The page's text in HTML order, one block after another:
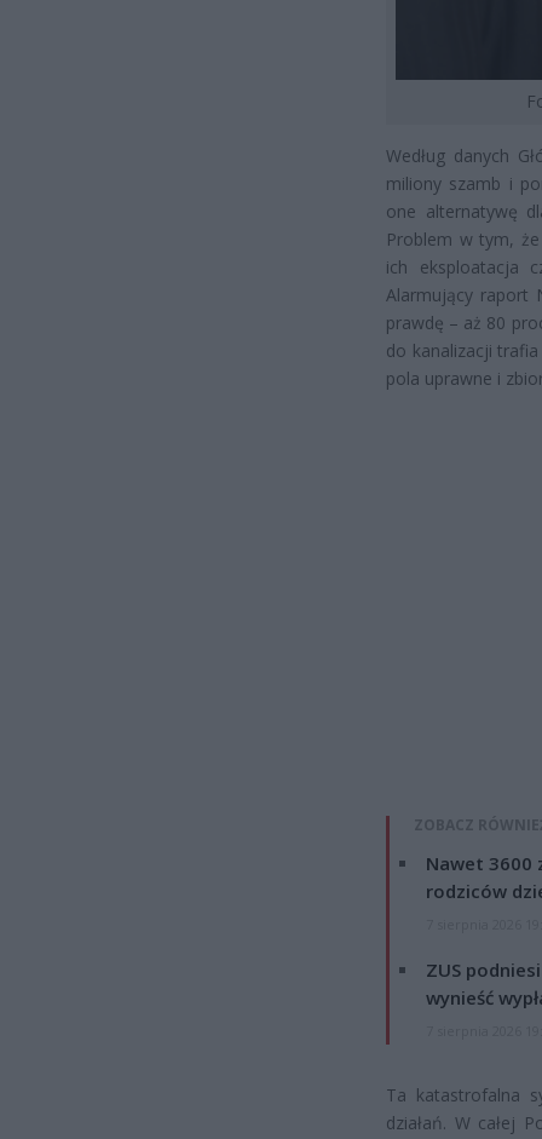
Według danych
miliony szamb i
one alternatywę
Problem w tym,
ich eksploatacja
Alarmujący raport
prawdę – aż 80
do kanalizacji
pola uprawne i
ZOBACZ
Nawet 3600
rodziców
ZUS
wynieść
Ta katastrofalna
działań. W całej